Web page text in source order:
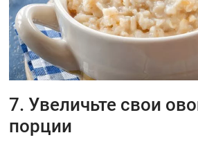
7. Увеличьте свои
порции